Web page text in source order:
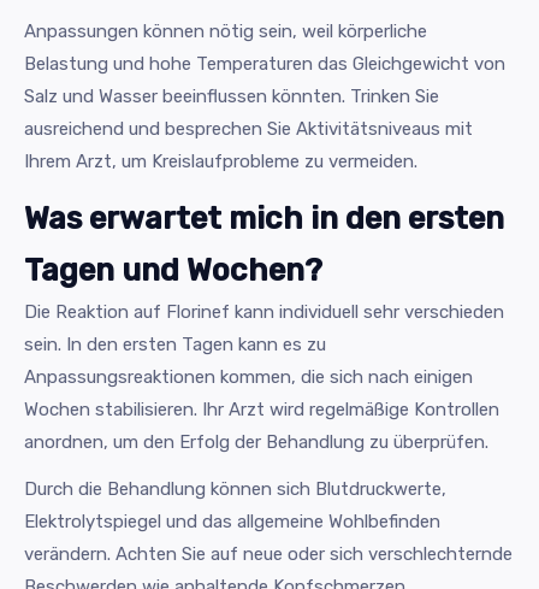
Anpassungen können nötig sein, weil körperliche
Belastung und hohe Temperaturen das Gleichgewicht von
Salz und Wasser beeinflussen könnten. Trinken Sie
ausreichend und besprechen Sie Aktivitätsniveaus mit
Ihrem Arzt, um Kreislaufprobleme zu vermeiden.
Was erwartet mich in den ersten
Tagen und Wochen?
Die Reaktion auf Florinef kann individuell sehr verschieden
sein. In den ersten Tagen kann es zu
Anpassungsreaktionen kommen, die sich nach einigen
Wochen stabilisieren. Ihr Arzt wird regelmäßige Kontrollen
anordnen, um den Erfolg der Behandlung zu überprüfen.
Durch die Behandlung können sich Blutdruckwerte,
Elektrolytspiegel und das allgemeine Wohlbefinden
verändern. Achten Sie auf neue oder sich verschlechternde